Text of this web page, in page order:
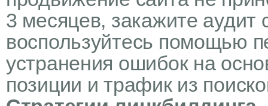
3 месяцев, закажите аудит
воспользуйтесь помощью
устранения ошибок на
позиции и трафик из